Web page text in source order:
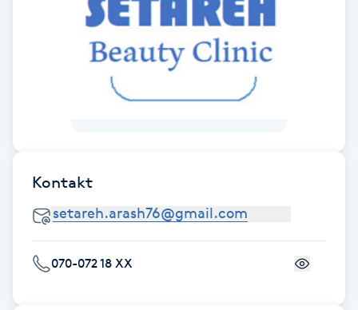
Friskvårdsmassage
Färgning
Föning
Kontakt
070-072 18 XX